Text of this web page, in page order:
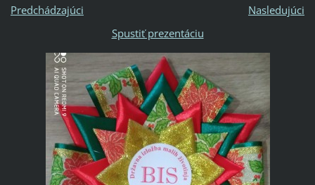
Predchádzajúci
Nasledujúci
Spustiť prezentáciu